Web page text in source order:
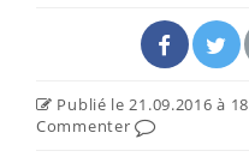
Publié le 21.09.2016 à
Commenter